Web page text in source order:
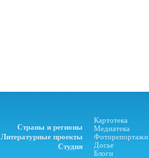
Страны и регионы
Литературные проекты
Студия
Картотека
Медиатека
Фоторепортажи
Досье
Блоги